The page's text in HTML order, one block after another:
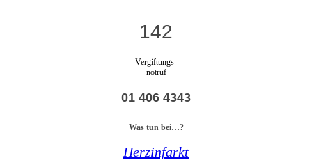
142
Vergiftungs-
notruf
01 406 4343
Was tun bei…?
Herzinfarkt